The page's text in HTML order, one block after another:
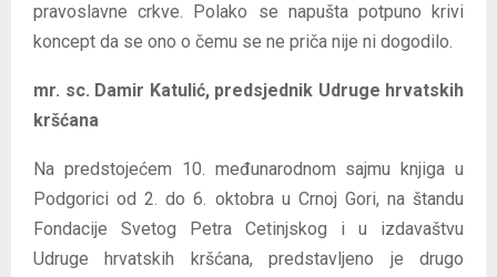
pravoslavne crkve. Polako se napušta potpuno krivi
koncept da se ono o čemu se ne priča nije ni dogodilo.
mr. sc. Damir Katulić, predsjednik Udruge hrvatskih
kršćana
Na predstojećem 10. međunarodnom sajmu knjiga u
Podgorici od 2. do 6. oktobra u Crnoj Gori, na štandu
Fondacije Svetog Petra Cetinjskog i u izdavaštvu
Udruge hrvatskih kršćana, predstavljeno je drugo